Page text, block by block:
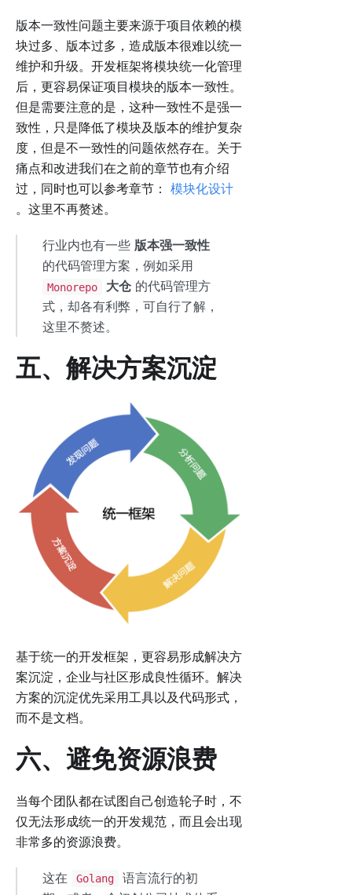
版本一致性问题主要来源于项目依赖的模
块过多、版本过多，造成版本很难以统一
维护和升级。开发框架将模块统一化管理
后，更容易保证项目模块的版本一致性。
但是需要注意的是，这种一致性不是强一
致性，只是降低了模块及版本的维护复杂
度，但是不一致性的问题依然存在。关于
痛点和改进我们在之前的章节也有介绍
过，同时也可以参考章节： 模块化设计
。这里不再赘述。
行业内也有一些 版本强一致性
的代码管理方案，例如采用
Monorepo 大仓的代码管理方
式，却各有利弊，可自行了解，
这里不赘述。
五、解决方案沉淀
基于统一的开发框架，更容易形成解决方
案沉淀，企业与社区形成良性循环。解决
方案的沉淀优先采用工具以及代码形式，
而不是文档。
六、避免资源浪费
当每个团队都在试图自己创造轮子时，不
仅无法形成统一的开发规范，而且会出现
非常多的资源浪费。
这在 Golang
语言流行的初